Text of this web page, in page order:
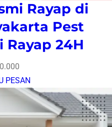
Rayap di
Pest
24H
PESAN